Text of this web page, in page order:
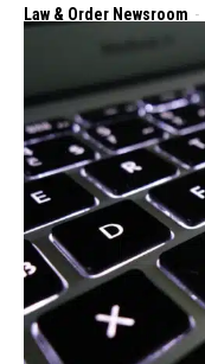
Law & Order Newsroom -